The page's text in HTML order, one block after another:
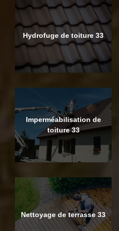
Hydrofuge de toiture 33
Imperméabilisation de
toiture 33
Nettoyage de terrasse 33